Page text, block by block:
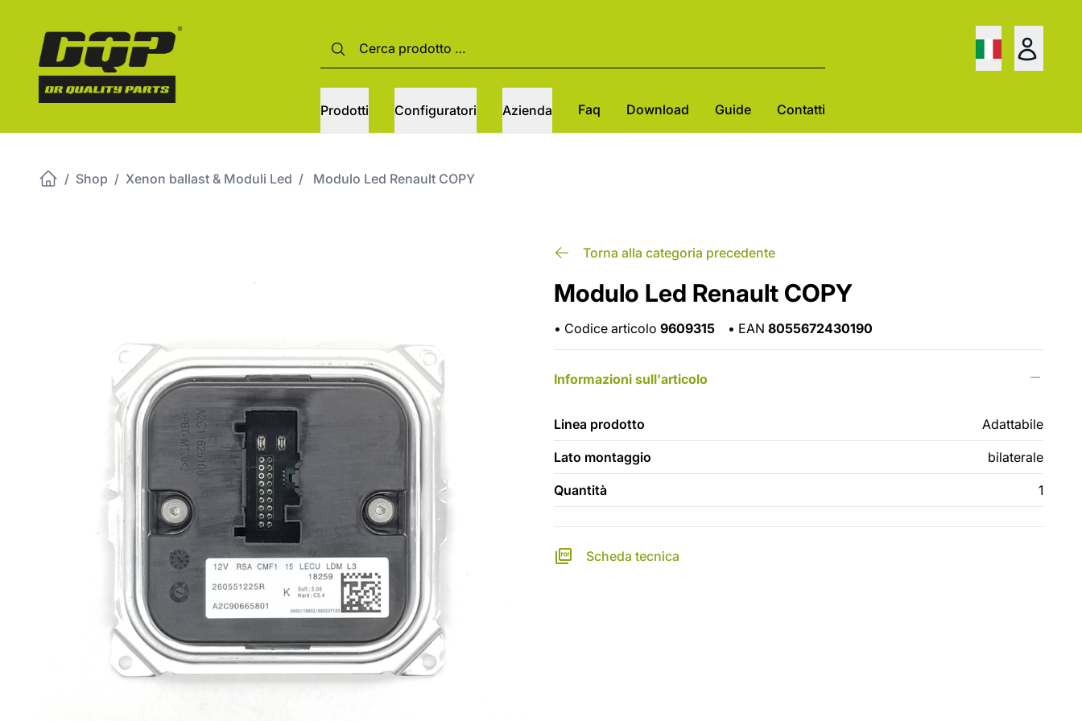
Prodotti Configuratori Azienda Faq Download Guide Contatti
/ Shop / Xenon ballast & Moduli Led / Modulo Led Renault COPY
Torna alla categoria precedente
Modulo Led Renault COPY
• Codice articolo 9609315 • EAN 8055672430190
Informazioni sull'articolo
Linea prodotto Adattabile
Lato montaggio bilaterale
Quantità 1
Scheda tecnica